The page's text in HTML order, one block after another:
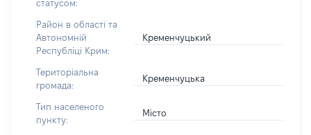
статусом:
Район в області та
Автономній
Республіці Крим:
Кременчуцький
Територіальна
громада:
Кременчуцька
Тип населеного
пункту:
Місто